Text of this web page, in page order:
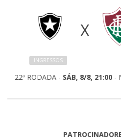
X
INGRESSOS
22ª RODADA - SÁB, 8/8, 21:00 -